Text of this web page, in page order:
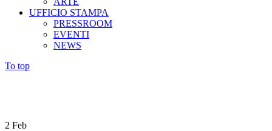
UFFICIO STAMPA
PRESSROOM
EVENTI
NEWS
To top
2 Feb